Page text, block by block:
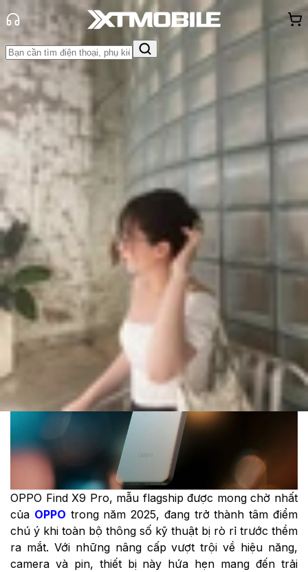
Trang chủ
Tin tức
Tin Mới
Tin Mới
Đánh Giá - Trên Tay
Khuyến
Thủ thuật Thông báoKhách
hàng - Sự kiện
OPPO Find X9 Pro rò rỉ toàn bộ
thông số kỹ thuật
Triệu Vy
Ngày đăng: 23/08/2025
Cập nhật:
23/08/2025
Theo dõi XTMobile trên
OPPO Find X9 Pro, mẫu flagship được mong chờ nhất
của OPPO trong năm 2025, đang trở thành tâm điểm
chú ý khi toàn bộ thông số kỹ thuật bị rò rỉ trước thềm
ra mắt. Với những nâng cấp vượt trội về hiệu năng,
camera và pin, thiết bị này hứa hẹn mang đến trải